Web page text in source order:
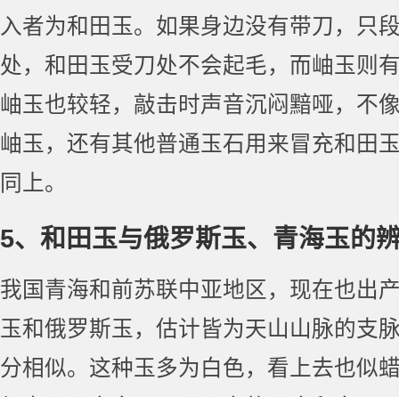
入者为和田玉。如果身边没有带刀，只
处，和田玉受刀处不会起毛，而岫玉则
岫玉也较轻，敲击时声音沉闷黯哑，不
岫玉，还有其他普通玉石用来冒充和田
同上。
5、和田玉与俄罗斯玉、青海玉的
我国青海和前苏联中亚地区，现在也出
玉和俄罗斯玉，估计皆为天山山脉的支
分相似。这种玉多为白色，看上去也似